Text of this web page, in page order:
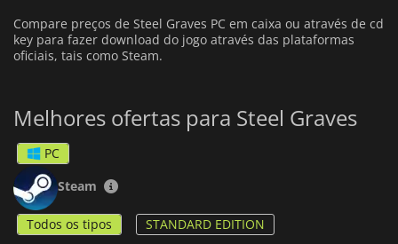
Compare preços de Steel Graves PC em caixa ou através de cd
key para fazer download do jogo através das plataformas
oficiais, tais como Steam.
Melhores ofertas para Steel Graves
PC
Steam
Todos os tipos STANDARD EDITION